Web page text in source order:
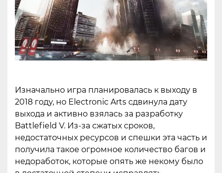
Изначально игра планировалась к выходу в
2018 году, но Electronic Arts сдвинула дату
выхода и активно взялась за разработку
Battlefield V. Из-за сжатых сроков,
недостаточных ресурсов и спешки эта часть и
получила такое огромное количество багов и
недоработок, которые опять же некому было